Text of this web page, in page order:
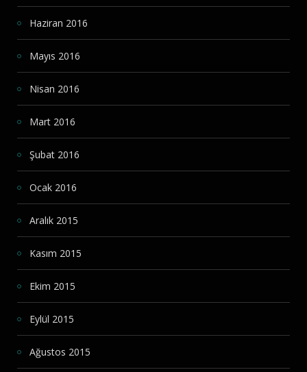
Haziran 2016
Mayıs 2016
Nisan 2016
Mart 2016
Şubat 2016
Ocak 2016
Aralık 2015
Kasım 2015
Ekim 2015
Eylül 2015
Ağustos 2015